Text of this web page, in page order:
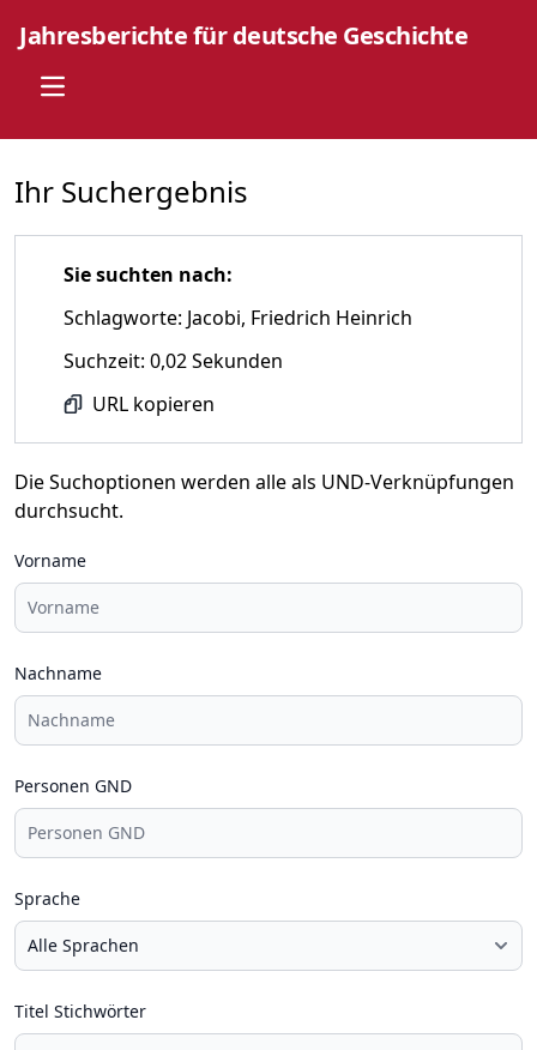
Jahresberichte für deutsche Geschichte
Open main menu
Ihr Suchergebnis
Sie suchten nach:
Schlagworte: Jacobi, Friedrich Heinrich
Suchzeit: 0,02 Sekunden
URL kopieren
Die Suchoptionen werden alle als UND-Verknüpfungen
durchsucht.
Vorname
Nachname
Personen GND
Sprache
Titel Stichwörter